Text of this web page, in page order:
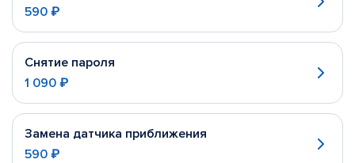
590 ₽
Снятие пароля
1 090 ₽
Замена датчика приближения
590 ₽